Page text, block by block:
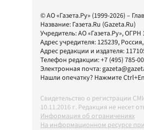
© АО «Газета.Ру» (1999-2026) –
Название: Газета.Ru (Gazeta.Ru)
Учредитель:АО «Газета.Ру», ОГРН
Адрес учредителя: 125239,
Адрес редакции и издателя:
Телефон редакции:+7 (495) 785-
Электронная почта:
Нашли опечатку? Нажмите
Свидетельство о регистрации
10.11.2016 г. Редакция не несет
Информация об ограничениях
На информационном ресурсе